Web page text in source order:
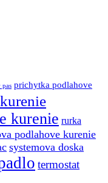
pas prichytka podlahove
kurenie rurka
podlahove kurenie
systemova doska
termostat